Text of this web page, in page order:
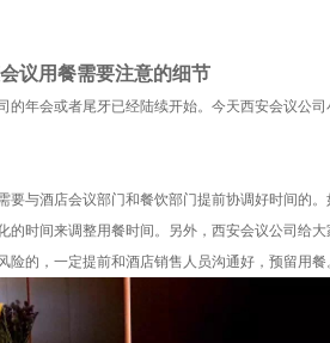
议用餐需要注意的细节
年会或者尾牙已经陆续开始。今天西安会议公
要与酒店会议部门和餐饮部门提前协调好时间的
的时间来调整用餐时间。另外，西安会议公司给
险的，一定提前和酒店销售人员沟通好，预留用